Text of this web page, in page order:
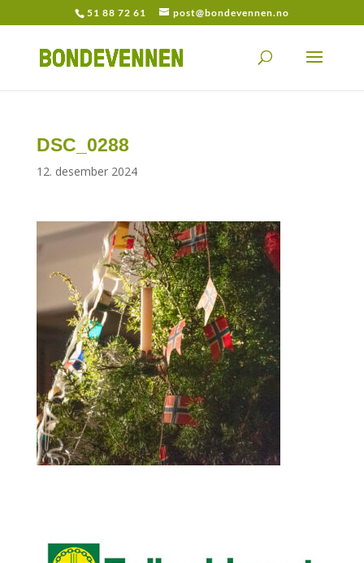
51 88 72 61 post@bondevennen.no
DSC_0288
12. desember 2024